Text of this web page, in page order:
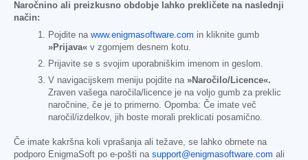
Naročnino ali preizkusno obdobje lahko prekličete na naslednji
način:
Pojdite na www.enigmasoftware.com in kliknite gumb
»Prijava« v zgornjem desnem kotu.
Prijavite se s svojim uporabniškim imenom in geslom.
V navigacijskem meniju pojdite na »Naročilo/Licence«.
Zraven vašega naročila/licence je na voljo gumb za preklic
naročnine, če je to primerno. Opomba: Če imate več
naročil/izdelkov, jih boste morali preklicati posamično.
Če imate kakršna koli vprašanja ali težave, se lahko obrnete na
podporo EnigmaSoft po e-pošti na support@enigmasoftware.com ali